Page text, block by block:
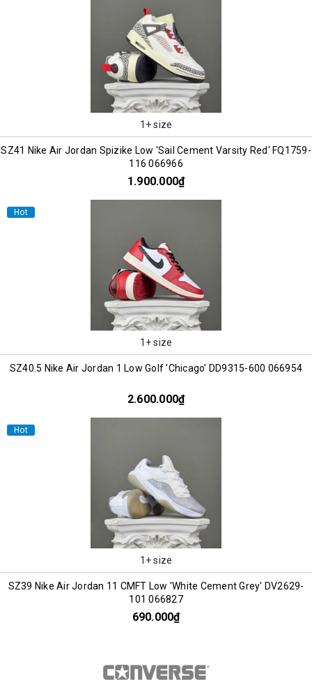
1+ size
SZ41 Nike Air Jordan Spizike Low 'Sail Cement Varsity Red' FQ1759-
116 066966
1.900.000₫
Hot
1+ size
SZ40.5 Nike Air Jordan 1 Low Golf 'Chicago' DD9315-600 066954
2.600.000₫
Hot
1+ size
SZ39 Nike Air Jordan 11 CMFT Low 'White Cement Grey' DV2629-
101 066827
690.000₫